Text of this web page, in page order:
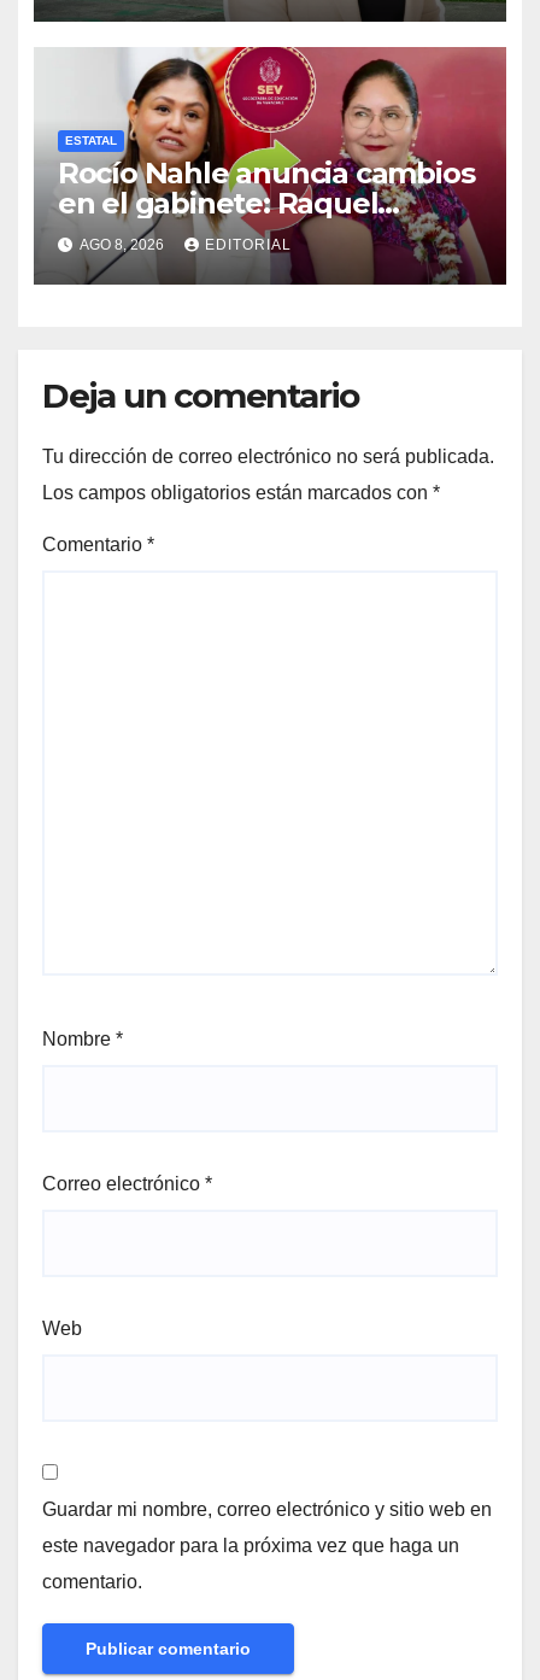
ESTATAL
Rocío Nahle anuncia cambios
en el gabinete: Raquel
Bonilla, nueva secretaria de
Educación
AGO 8, 2026 EDITORIAL
Deja un comentario
Tu dirección de correo electrónico no será publicada.
Los campos obligatorios están marcados con *
Comentario *
Nombre *
Correo electrónico *
Web
Guardar mi nombre, correo electrónico y sitio web en
este navegador para la próxima vez que haga un
comentario.